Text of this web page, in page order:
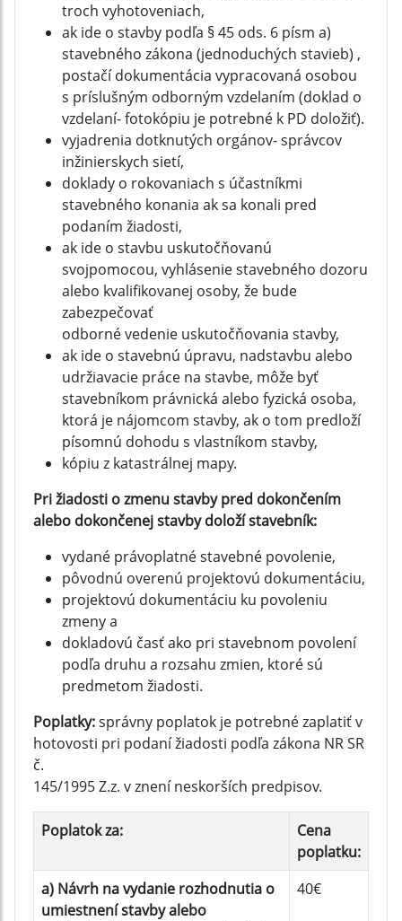
troch vyhotoveniach,
ak ide o stavby podľa § 45 ods. 6 písm a)
stavebného zákona (jednoduchých stavieb) ,
postačí dokumentácia vypracovaná osobou
s príslušným odborným vzdelaním (doklad o
vzdelaní- fotokópiu je potrebné k PD doložiť).
vyjadrenia dotknutých orgánov- správcov
inžinierskych sietí,
doklady o rokovaniach s účastníkmi
stavebného konania ak sa konali pred
podaním žiadosti,
ak ide o stavbu uskutočňovanú
svojpomocou, vyhlásenie stavebného dozoru
alebo kvalifikovanej osoby, že bude
zabezpečovať
odborné vedenie uskutočňovania stavby,
ak ide o stavebnú úpravu, nadstavbu alebo
udržiavacie práce na stavbe, môže byť
stavebníkom právnická alebo fyzická osoba,
ktorá je nájomcom stavby, ak o tom predloží
písomnú dohodu s vlastníkom stavby,
kópiu z katastrálnej mapy.
Pri žiadosti o zmenu stavby pred dokončením
alebo dokončenej stavby doloží stavebník:
vydané právoplatné stavebné povolenie,
pôvodnú overenú projektovú dokumentáciu,
projektovú dokumentáciu ku povoleniu
zmeny a
dokladovú časť ako pri stavebnom povolení
podľa druhu a rozsahu zmien, ktoré sú
predmetom žiadosti.
Poplatky:správny poplatok je potrebné zaplatiť v
hotovosti pri podaní žiadosti podľa zákona NR SR
č.
145/1995 Z.z. v znení neskorších predpisov.
Poplatok za:
Cena
poplatku:
a) Návrh na vydanie rozhodnutia o
umiestnení stavby alebo
40€